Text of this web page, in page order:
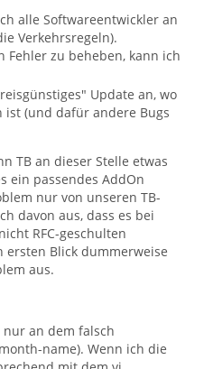
alle Softwareentwickler an
Verkehrsregeln).
Fehler zu beheben, kann ich
Update an, wo
ist (und dafür andere Bugs
TB an dieser Stelle etwas
ein passendes AddOn
nur von unseren TB-
davon aus, dass es bei
RFC-geschulten
ersten Blick dummerweise
aus.
nur an dem falsch
name). Wenn ich die